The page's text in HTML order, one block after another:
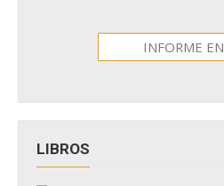
INFORME
LIBROS